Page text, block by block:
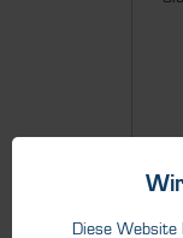
Diese Website